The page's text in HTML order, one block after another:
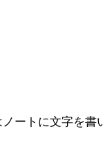
ートに文字を書